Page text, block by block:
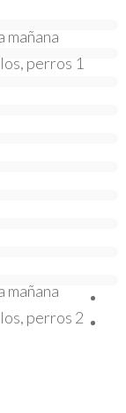
mañana
perros 1
mañana
perros 2